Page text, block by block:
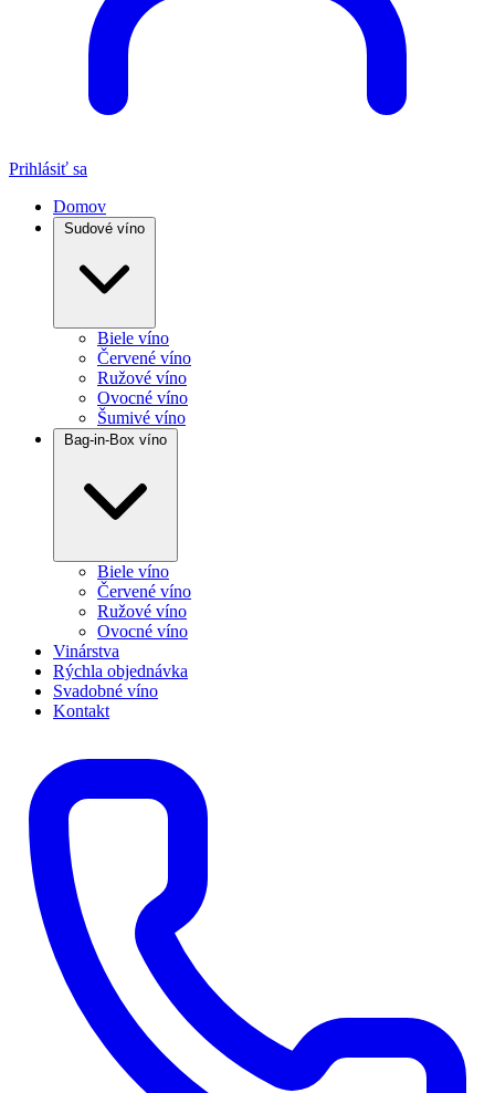
Prihlásiť sa
Domov
Sudové víno
Biele víno
Červené víno
Ružové víno
Ovocné víno
Šumivé víno
Bag-in-Box víno
Biele víno
Červené víno
Ružové víno
Ovocné víno
Vinárstva
Rýchla objednávka
Svadobné víno
Kontakt